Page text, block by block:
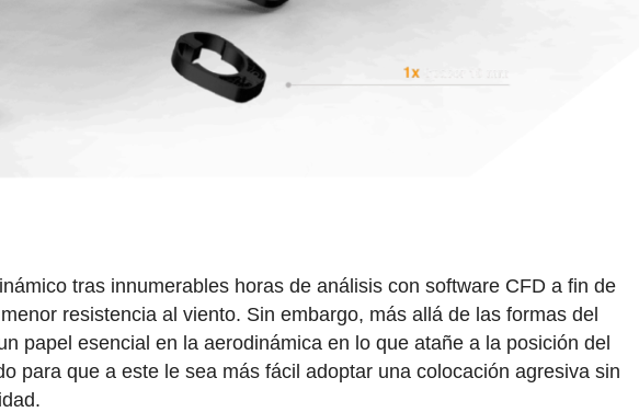
tras innumerables horas de análisis con software CFD a fin de
resistencia al viento. Sin embargo, más allá de las formas del
papel esencial en la aerodinámica en lo que atañe a la posición del
para que a este le sea más fácil adoptar una colocación agresiva sin